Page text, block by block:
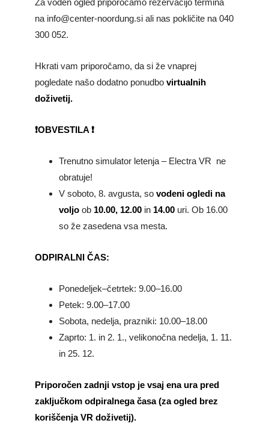
na info@center-noordung.si ali nas pokličite na 040
300 052.
Hkrati vam priporočamo, da si že vnaprej
pogledate našo dodatno ponudbovirtualnih
doživetij.
❗OBVESTILA ❗
Trenutno simulator letenja – Electra VR ne
obratuje!
V soboto, 8. avgusta, sovodeni ogledi na
voljo ob 10.00, 12.00 in 14.00 uri. Ob 16.00
so že zasedena vsa mesta.
ODPIRALNI ČAS:
Ponedeljek–četrtek: 9.00–16.00
Petek: 9.00–17.00
Sobota, nedelja, prazniki: 10.00–18.00
Zaprto: 1. in 2. 1., velikonočna nedelja, 1. 11.
in 25. 12.
Priporočen zadnji vstop je vsaj ena ura pred
zaključkom odpiralnega časa (za ogled brez
koriščenja VR doživetij).